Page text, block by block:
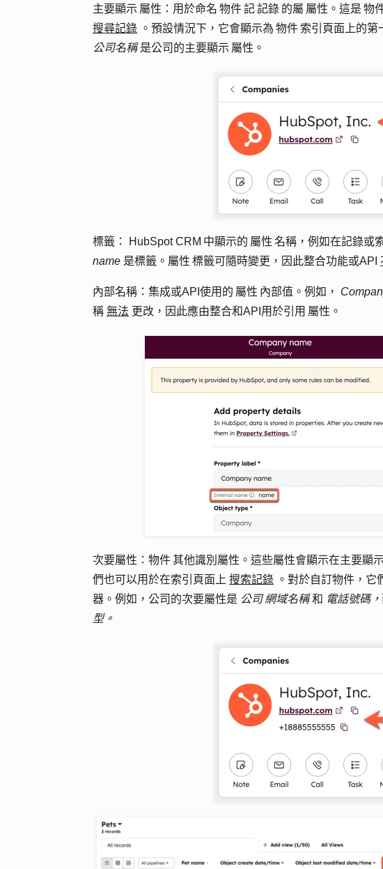
主要顯示 屬性 ：用於命名 物件 記 記錄 的屬 屬性。這是
搜尋記錄 。預設情況下，它會顯示為 物件 索引頁面上的
公司名稱是公司的主要顯示 屬性。
標籤 ： HubSpot CRM 中顯示的 屬性 名稱，例如在記錄或
name 是標籤。屬性 標籤可隨時變更，因此整合功能或API
內部名稱 ：集成或API使用的 屬性 內部值。例如，
稱 無法 更改，因此應由整合和API用於引用 屬性。
次要屬性 ：物件 其他識別屬性。這些屬性會顯示在主要顯
們也可以用於在索引頁面上 搜索記錄 。對於自訂物件，它
器。例如，公司的次要屬性是 公司 網域名稱和 電話號碼，
型。